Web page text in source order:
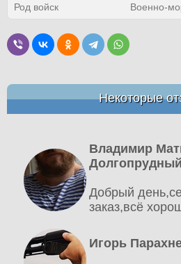
Род войск
Военно-
Некоторые
Владимир
Долгопрудный
Добрый
заказ,всё
Игорь